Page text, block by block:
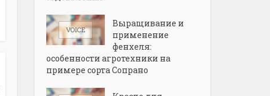
Выращивание и
применение
фенхеля:
особенности агротехники на
примере сорта Сопрано